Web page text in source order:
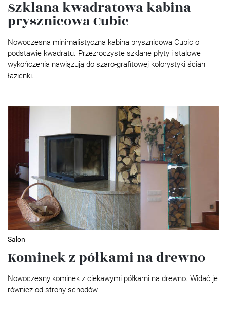
Szklana kwadratowa kabina
prysznicowa Cubic
Nowoczesna minimalistyczna kabina prysznicowa Cubic o
podstawie kwadratu. Przezroczyste szklane płyty i stalowe
wykończenia nawiązują do szaro-grafitowej kolorystyki ścian
łazienki.
Salon
Kominek z półkami na drewno
Nowoczesny kominek z ciekawymi półkami na drewno. Widać je
również od strony schodów.